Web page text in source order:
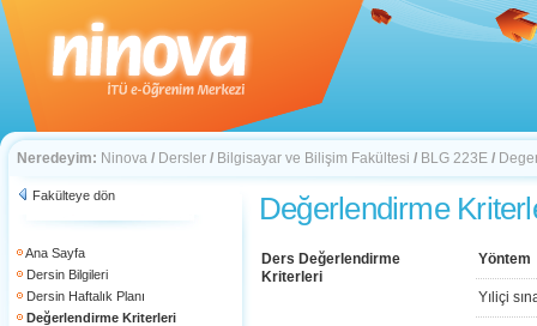
Neredeyim: Ninova / Dersler / Bilgisayar ve Bilişim Fakültesi / BLG 223E /
Fakülteye dön
Ana Sayfa
Dersin Bilgileri
Dersin Haftalık Planı
Değerlendirme Kriterleri
Değerlendirme
Ders Değerlendirme
Kriterleri
Yöntem
Yıliçi